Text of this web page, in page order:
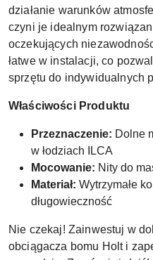
działanie warunków
czyni je idealnym
oczekujących
łatwe w instalacji, co
sprzętu do indywidualnych
Właściwości Produktu
Przeznaczenie: Dolne
w łodziach ILCA
Mocowanie: Nity do
Materiał: Wytrzymałe
długowieczność
Nie czekaj! Zainwestuj w
obciągacza bomu Holt i